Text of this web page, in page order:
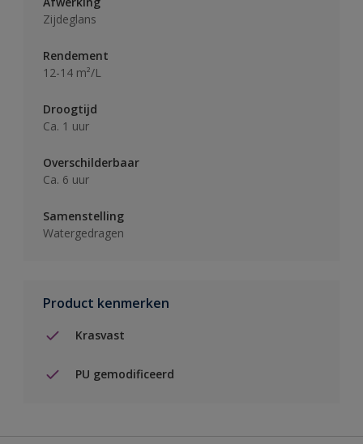
Zijdeglans
Rendement
12-14 m²/L
Droogtijd
Ca. 1 uur
Overschilderbaar
Ca. 6 uur
Samenstelling
Watergedragen
Product kenmerken
Krasvast
PU gemodificeerd